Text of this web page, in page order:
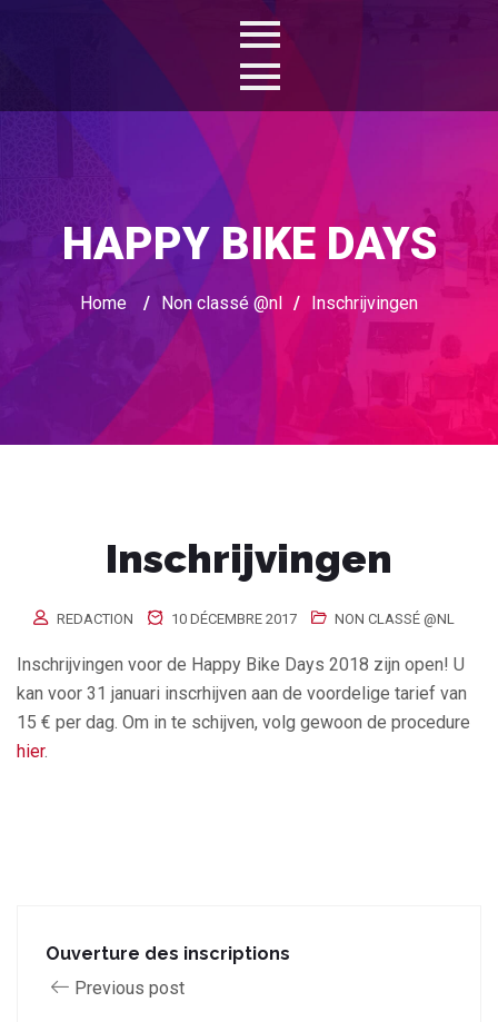
HAPPY BIKE DAYS
Home / Non classé @nl / Inschrijvingen
Inschrijvingen
REDACTION 10 DÉCEMBRE 2017 NON CLASSÉ @NL
Inschrijvingen voor de Happy Bike Days 2018 zijn open! U
kan voor 31 januari inscrhijven aan de voordelige tarief van
15 € per dag. Om in te schijven, volg gewoon de procedure
hier.
Ouverture des inscriptions
Previous post